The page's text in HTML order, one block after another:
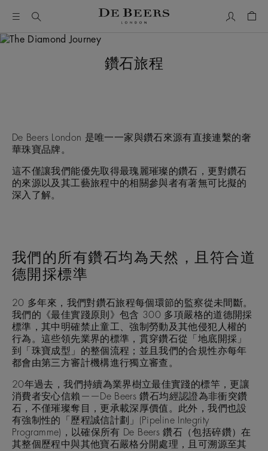
鑽石旅程
De Beers London 是唯一一家與鑽石來源有直接連繫的奢
華珠寶品牌。
這不僅讓我們能優先取得最瑰麗璀璨的鑽石，更對鑽石
的來源以及其工藝旅程中的相關參與者有著無可比擬的
深入了解。
我們的所有鑽石均為天然，且符合道
德開採標準
20 多年來，我們對鑽石旅程每個環節的監察從未間斷。
我們的《最佳實踐原則》包含 300 多項嚴格的道德開採
標準，其中明確禁止童工、強制勞動及其他侵犯人權的
行為。這些領先業界的標準，貫穿鑽石從「地底開採」
到「珠寶成型」的整個流程；並且我們的合規性亦每年
都會由第三方審計機構進行獨立審查。
20年過去，我們持續為業界樹立最佳實踐的標竿，更讓
消費者安心信賴——De Beers 鑽石均經認證為非衝突鑽
石，不僅璀璨奪目，更承載深厚價值。此外，我們也設
有強制性的「歷程誠信計劃」(Pipeline Integrity
Programme)，以確保所有 De Beers 鑽石（包括碎鑽）在
其整個歷程中與其他寶石嚴格分開處理，且可溯源至其